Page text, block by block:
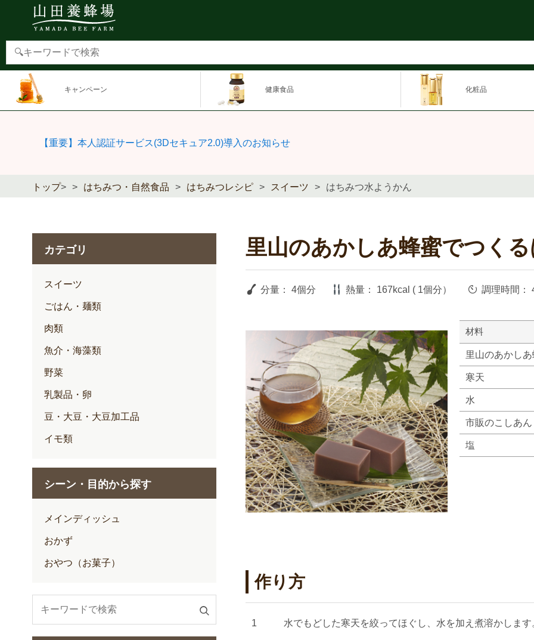
キャンペーン 健康食品 化粧品
【重要】本人認証サービス(3Dセキュア2.0)導入のお知らせ
トップ> はちみつ・自然食品 はちみつレシピ スイーツ はちみつ水ようかん
里山のあかしあ蜂蜜でつく
分量： 4個分 熱量： 167kcal ( 1個分） 調理時間：
材料
里山のあかし
寒天
水
市販のこしあん
塩
作り方
水でもどした寒天を絞ってほぐし、水を加え煮溶かします
カテゴリ
スイーツ
ごはん・麺類
肉類
魚介・海藻類
野菜
乳製品・卵
豆・大豆・大豆加工品
イモ類
シーン・目的から探す
メインディッシュ
おかず
おやつ（お菓子）
索